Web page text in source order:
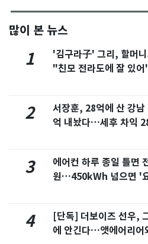
많이 본 뉴스
1
'김구라子' 그리, 할머니
"친모 전라도에 잘 있
2
서장훈, 28억에 산 강남
억 내놨다…세후 차익
3
에어컨 하루 종일 틀면
원…450kWh 넘으면 '
4
[단독] 더보이즈 선우,
에 안긴다…앳에어리어